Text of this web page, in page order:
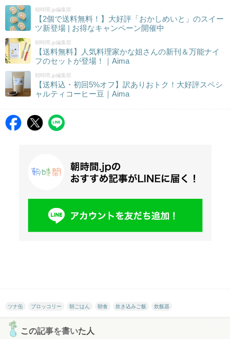
朝時間.jp編集部
【2個で送料無料！】大好評「おかしめいと」のスイー
ツ新登場 | お得なキャンペーン開催中
朝時間.jp編集部
【送料無料】人気料理家かな姐さんの新刊＆万能ナイ
フのセットが登場！｜Aima
朝時間.jp編集部
【送料込・初回5%オフ】訳ありおトク！大好評スペシ
ャルティコーヒー豆｜Aima
ツナ缶 ブロッコリー 朝ごはん 朝食 炊き込みご飯 炊飯器
この記事を書いた人